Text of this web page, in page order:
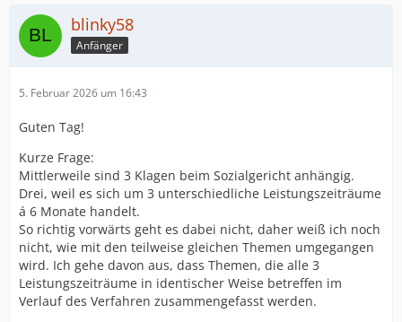
blinky58
Anfänger
5. Februar 2026 um 16:43
Guten Tag!
Kurze Frage:
Mittlerweile sind 3 Klagen beim Sozialgericht anhängig.
Drei, weil es sich um 3 unterschiedliche Leistungszeiträume
á 6 Monate handelt.
So richtig vorwärts geht es dabei nicht, daher weiß ich noch
nicht, wie mit den teilweise gleichen Themen umgegangen
wird. Ich gehe davon aus, dass Themen, die alle 3
Leistungszeiträume in identischer Weise betreffen im
Verlauf des Verfahren zusammengefasst werden.